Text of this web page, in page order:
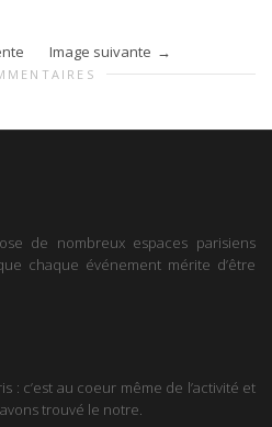
Image suivante
de nombreux espaces parisiens
chaque événement mérite d’être
: c’est au coeur même de l’activité et
trouvé le notre.